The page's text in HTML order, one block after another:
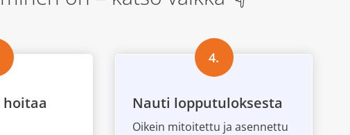
hoitaa
4.
Nauti lopputuloksesta
Oikein mitoitettu ja asennettu